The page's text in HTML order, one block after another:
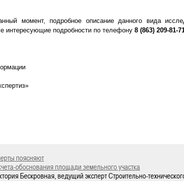
момент, подробное описание данного вида
интересующие подробности по телефону 8 (863) 209-81-
поясняют
обоснования площади земельного участка
Бескровная, ведущий эксперт Строительно-